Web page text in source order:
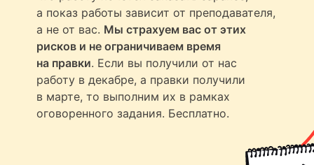
а показ работы зависит от преподавателя,
а не от вас. Мы страхуем вас от этих
рисков и не ограничиваем время
на правки. Если вы получили от нас
работу в декабре, а правки получили
в марте, то выполним их в рамках
оговоренного задания. Бесплатно.